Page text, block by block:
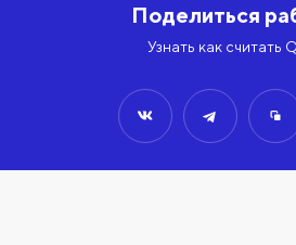
Поделиться
Узнать как считать